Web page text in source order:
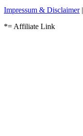
Impressum & Disclaimer|
*= Affiliate Link